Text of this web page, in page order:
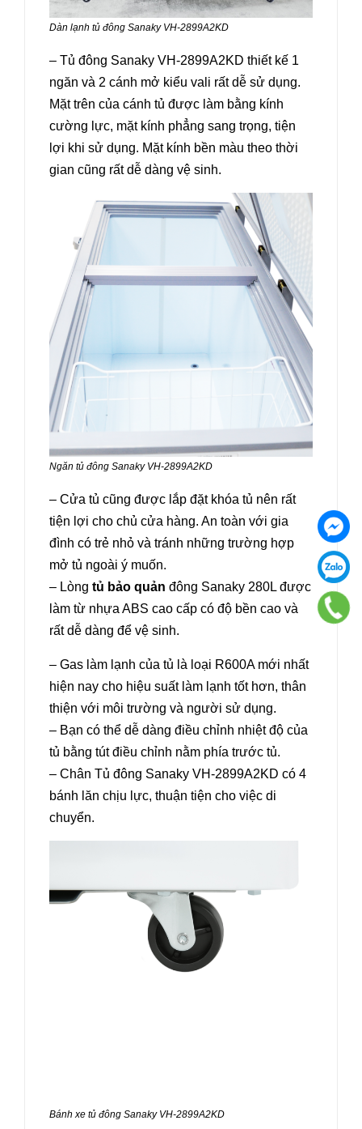
Dàn lạnh tủ đông Sanaky VH-2899A2KD
– Tủ đông Sanaky VH-2899A2KD thiết kế 1
ngăn và 2 cánh mở kiểu vali rất dễ sử dụng.
Mặt trên của cánh tủ được làm bằng kính
cường lực, mặt kính phẳng sang trọng, tiện
lợi khi sử dụng. Mặt kính bền màu theo thời
gian cũng rất dễ dàng vệ sinh.
Ngăn tủ đông Sanaky VH-2899A2KD
– Cửa tủ cũng được lắp đặt khóa tủ nên rất
tiện lợi cho chủ cửa hàng. An toàn với gia
đình có trẻ nhỏ và tránh những trường hợp
mở tủ ngoài ý muốn.
– Lòng tủ bảo quản đông Sanaky 280L được
làm từ nhựa ABS cao cấp có độ bền cao và
rất dễ dàng để vệ sinh.
– Gas làm lạnh của tủ là loại R600A mới nhất
hiện nay cho hiệu suất làm lạnh tốt hơn, thân
thiện với môi trường và người sử dụng.
– Bạn có thể dễ dàng điều chỉnh nhiệt độ của
tủ bằng tút điều chỉnh nằm phía trước tủ.
– Chân Tủ đông Sanaky VH-2899A2KD có 4
bánh lăn chịu lực, thuận tiện cho việc di
chuyển.
Bánh xe tủ đông Sanaky VH-2899A2KD